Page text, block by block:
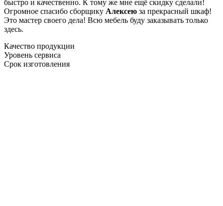
быстро и качественно. К тому же мне ещё скидку сделали!
Огромное спасибо сборщику Алексею за прекрасный шкаф!
Это мастер своего дела! Всю мебель буду заказывать только
здесь.
Качество продукции
Уровень сервиса
Срок изготовления